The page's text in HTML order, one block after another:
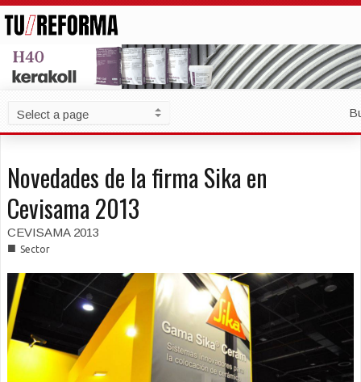
Novedades de la firma Sika en
Cevisama 2013
CEVISAMA 2013
■ Sector